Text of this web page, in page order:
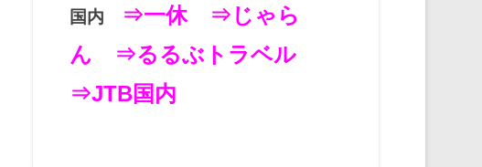
国内 ⇒一休
⇒じゃら
ん
⇒るるぶトラベル
⇒JTB国内